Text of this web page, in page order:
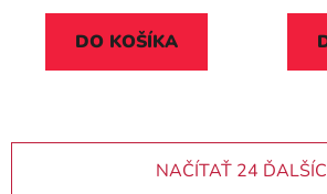
DO KOŠÍKA
NAČÍTAŤ 24